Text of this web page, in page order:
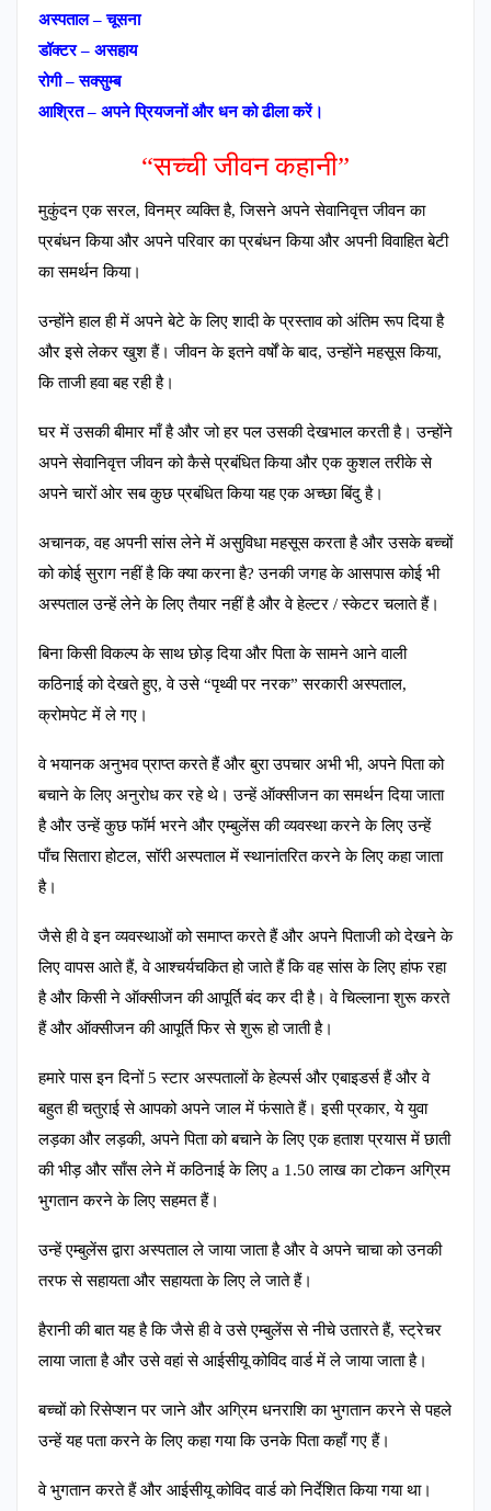
अस्पताल – चूसना
डॉक्टर – असहाय
रोगी – सक्सुम्ब
आश्रित – अपने प्रियजनों और धन को ढीला करें।
“सच्ची जीवन कहानी”
मुकुंदन एक सरल, विनम्र व्यक्ति है, जिसने अपने सेवानिवृत्त जीवन का
प्रबंधन किया और अपने परिवार का प्रबंधन किया और अपनी विवाहित बेटी
का समर्थन किया।
उन्होंने हाल ही में अपने बेटे के लिए शादी के प्रस्ताव को अंतिम रूप दिया है
और इसे लेकर खुश हैं। जीवन के इतने वर्षों के बाद, उन्होंने महसूस किया,
कि ताजी हवा बह रही है।
घर में उसकी बीमार माँ है और जो हर पल उसकी देखभाल करती है। उन्होंने
अपने सेवानिवृत्त जीवन को कैसे प्रबंधित किया और एक कुशल तरीके से
अपने चारों ओर सब कुछ प्रबंधित किया यह एक अच्छा बिंदु है।
अचानक, वह अपनी सांस लेने में असुविधा महसूस करता है और उसके बच्चों
को कोई सुराग नहीं है कि क्या करना है? उनकी जगह के आसपास कोई भी
अस्पताल उन्हें लेने के लिए तैयार नहीं है और वे हेल्टर / स्केटर चलाते हैं।
बिना किसी विकल्प के साथ छोड़ दिया और पिता के सामने आने वाली
कठिनाई को देखते हुए, वे उसे “पृथ्वी पर नरक” सरकारी अस्पताल,
क्रोमपेट में ले गए।
वे भयानक अनुभव प्राप्त करते हैं और बुरा उपचार अभी भी, अपने पिता को
बचाने के लिए अनुरोध कर रहे थे। उन्हें ऑक्सीजन का समर्थन दिया जाता
है और उन्हें कुछ फॉर्म भरने और एम्बुलेंस की व्यवस्था करने के लिए उन्हें
पाँच सितारा होटल, सॉरी अस्पताल में स्थानांतरित करने के लिए कहा जाता
है।
जैसे ही वे इन व्यवस्थाओं को समाप्त करते हैं और अपने पिताजी को देखने के
लिए वापस आते हैं, वे आश्चर्यचकित हो जाते हैं कि वह सांस के लिए हांफ रहा
है और किसी ने ऑक्सीजन की आपूर्ति बंद कर दी है। वे चिल्लाना शुरू करते
हैं और ऑक्सीजन की आपूर्ति फिर से शुरू हो जाती है।
हमारे पास इन दिनों 5 स्टार अस्पतालों के हेल्पर्स और एबाइडर्स हैं और वे
बहुत ही चतुराई से आपको अपने जाल में फंसाते हैं। इसी प्रकार, ये युवा
लड़का और लड़की, अपने पिता को बचाने के लिए एक हताश प्रयास में छाती
की भीड़ और साँस लेने में कठिनाई के लिए a 1.50 लाख का टोकन अग्रिम
भुगतान करने के लिए सहमत हैं।
उन्हें एम्बुलेंस द्वारा अस्पताल ले जाया जाता है और वे अपने चाचा को उनकी
तरफ से सहायता और सहायता के लिए ले जाते हैं।
हैरानी की बात यह है कि जैसे ही वे उसे एम्बुलेंस से नीचे उतारते हैं, स्ट्रेचर
लाया जाता है और उसे वहां से आईसीयू कोविद वार्ड में ले जाया जाता है।
बच्चों को रिसेप्शन पर जाने और अग्रिम धनराशि का भुगतान करने से पहले
उन्हें यह पता करने के लिए कहा गया कि उनके पिता कहाँ गए हैं।
वे भुगतान करते हैं और आईसीयू कोविद वार्ड को निर्देशित किया गया था।